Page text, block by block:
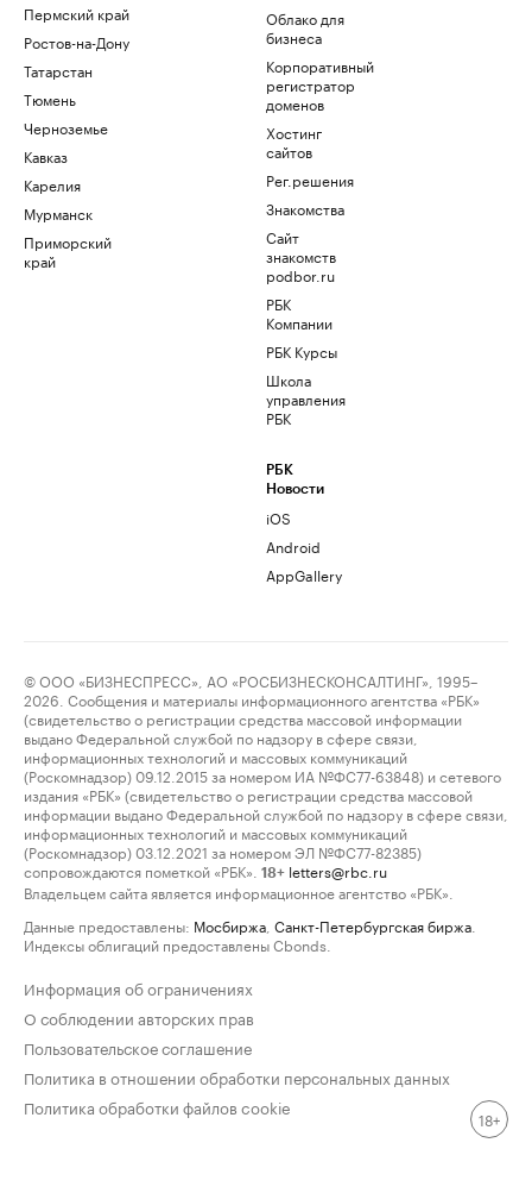
Пермский край
Ростов-на-Дону
Татарстан
Тюмень
Черноземье
Кавказ
Карелия
Мурманск
Приморский
край
Облако для
бизнеса
Корпоративный
регистратор
доменов
Хостинг
сайтов
Рег.решения
Знакомства
Сайт
знакомств
podbor.ru
РБК
Компании
РБК Курсы
Школа
управления
РБК
РБК
Новости
iOS
Android
AppGallery
© ООО «БИЗНЕСПРЕСС», АО «РОСБИЗНЕСКОНСАЛТИНГ», 1995–
2026. Сообщения и материалы информационного агентства «РБК»
(свидетельство о регистрации средства массовой информации
выдано Федеральной службой по надзору в сфере связи,
информационных технологий и массовых коммуникаций
(Роскомнадзор) 09.12.2015 за номером ИА №ФС77-63848) и сетевого
издания «РБК» (свидетельство о регистрации средства массовой
информации выдано Федеральной службой по надзору в сфере связи,
информационных технологий и массовых коммуникаций
(Роскомнадзор) 03.12.2021 за номером ЭЛ №ФС77-82385)
сопровождаются пометкой «РБК».
18+ letters@rbc.ru
Владельцем сайта является информационное агентство «РБК».
Данные предоставлены: Мосбиржа Санкт-Петербургская биржа
Индексы облигаций предоставлены Cbonds.
Информация об ограничениях
О соблюдении авторских прав
Пользовательское соглашение
Политика в отношении обработки персональных данных
Политика обработки файлов cookie
18+